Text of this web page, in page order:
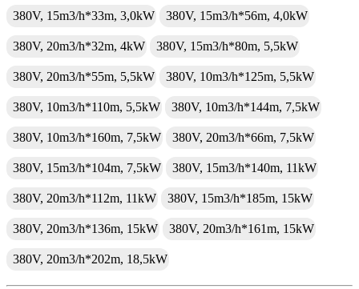
380V, 15m3/h*33m, 3,0kW 380V, 15m3/h*56m, 4,0kW
380V, 20m3/h*32m, 4kW 380V, 15m3/h*80m, 5,5kW
380V, 20m3/h*55m, 5,5kW 380V, 10m3/h*125m, 5,5kW
380V, 10m3/h*110m, 5,5kW 380V, 10m3/h*144m, 7,5kW
380V, 10m3/h*160m, 7,5kW 380V, 20m3/h*66m, 7,5kW
380V, 15m3/h*104m, 7,5kW 380V, 15m3/h*140m, 11kW
380V, 20m3/h*112m, 11kW 380V, 15m3/h*185m, 15kW
380V, 20m3/h*136m, 15kW 380V, 20m3/h*161m, 15kW
380V, 20m3/h*202m, 18,5kW